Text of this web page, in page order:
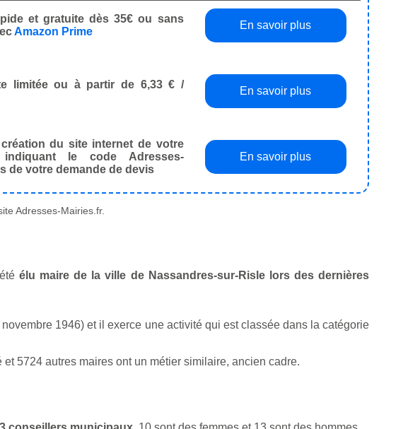
et gratuite dès 35€ ou sans
Amazon Prime
En savoir plus
limitée ou à partir de 6,33 € /
En savoir plus
du site internet de votre
le code Adresses-
de votre demande de devis
En savoir plus
Adresses-Mairies.fr.
élu maire de la ville de Nassandres-sur-Risle lors des dernières
1946) et il exerce une activité qui est classée dans la catégorie
5724 autres maires ont un métier similaire, ancien cadre.